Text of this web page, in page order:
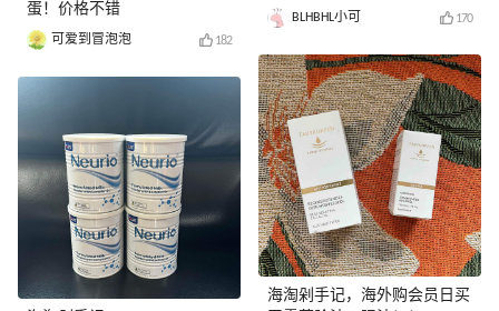
蛋！价格不错
可爱到冒泡泡 182
BLHBHL小可 170
海淘剁手记，海外购会员日买